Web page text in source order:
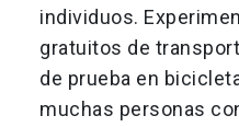
individuos.
gratuitos de
de prueba en
muchas personas